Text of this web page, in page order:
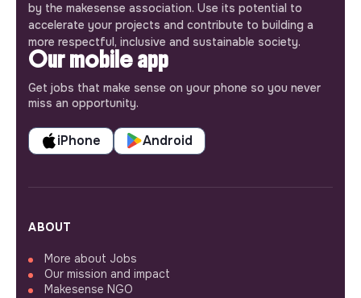
by the makesense association. Use its potential to
accelerate your projects and contribute to building a
more respectful, inclusive and sustainable society.
Our mobile app
Get jobs that make sense on your phone so you never
miss an opportunity.
iPhone Android
ABOUT
More about Jobs
Our mission and impact
Makesense NGO